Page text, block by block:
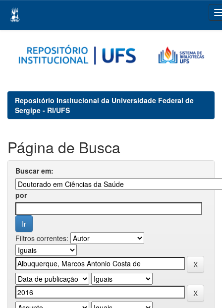
navigation
Repositório Institucional da Universidade Federal de
Sergipe - RI/UFS
Página de Busca
Buscar em:
por
Filtros correntes: